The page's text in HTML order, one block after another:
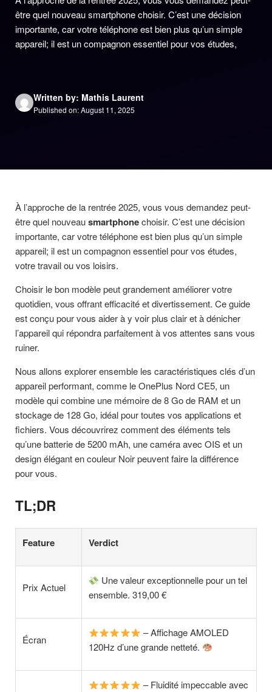
être quel nouveau smartphone choisir. C’est une décision
importante, car votre téléphone est bien plus qu’un simple
appareil; il est un compagnon essentiel pour vos études,
Written by: Mathis Laurent
Published on: August 11, 2025
À l’approche de la rentrée 2025, vous vous demandez peut-
être quel nouveausmartphonechoisir. C’est une décision
importante, car votre téléphone est bien plus qu’un simple
appareil; il est un compagnon essentiel pour vos études,
votre travail ou vos loisirs.
Choisir le bon modèle peut grandement améliorer votre
quotidien, vous offrant efficacité et divertissement. Ce guide
est conçu pour vous aider à y voir plus clair et à dénicher
l’appareil qui répondra parfaitement à vos attentes sans vous
ruiner.
Nous allons explorer ensemble les caractéristiques clés d’un
appareil performant, comme le OnePlus Nord CE5, un
modèle qui combine une mémoire de 8 Go de RAM et un
stockage de 128 Go, idéal pour toutes vos applications et
fichiers. Vous découvrirez comment des éléments tels
qu’une batterie de 5200 mAh, une caméra avec OIS et un
design élégant en couleur Noir peuvent faire la différence
pour vous.
TL;DR
Feature Verdict
Prix Actuel
Une valeur exceptionnelle pour un tel
ensemble. 319,00 €
Écran
– Affichage AMOLED
120Hz d’une grande netteté.
– Fluidité impeccable avec